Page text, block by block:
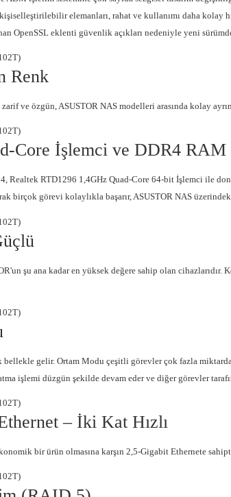
elemanları, rahat ve kullanımı daha kolay
OpenSSL eklenti güvenlik açıkları nedeniyle yeni
Renk
ve özgün, ASUSTOR NAS modelleri arasında kolay
Core İşlemci ve DDR4 RAM
Realtek RTD1296 1,4GHz Quad-Core 64-bit İşlemci ile
birçok görevi kolaylıkla başarır, ASUSTOR NAS
şu ana kadar en yüksek değere sahip olan
bellekle gelir. Ortam Modu çeşitli görevler çok fazla
işlemi düzgün şekilde devam eder ve diğer görevler
– İki Kat Hızlı
bir ürün olmasına karşın 2,5-Gigabit Ethernete